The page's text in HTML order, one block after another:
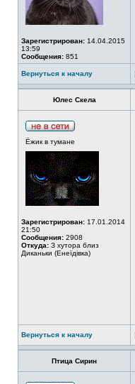
Зарегистрирован: 14.04.2015
13:59
Сообщения: 851
Вернуться к началу
Юлес Скела
Ёжик в тумане
Зарегистрирован: 17.01.2014
21:50
Сообщения: 2908
Откуда: З хутора близ
Диканьки (Енеїдівка)
Вернуться к началу
Птица Сирин